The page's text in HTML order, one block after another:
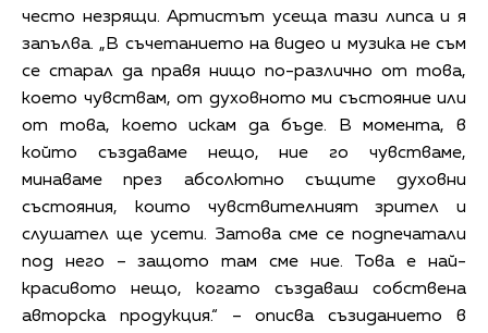
често незрящи. Артистът усеща тази липса и я
запълва. „В съчетанието на видео и музика не съм
се старал да правя нищо по-различно от това,
което чувствам, от духовното ми състояние или
от това, което искам да бъде. В момента, в
който създаваме нещо, ние го чувстваме,
минаваме през абсолютно същите духовни
състояния, които чувствителният зрител и
слушател ще усети. Затова сме се подпечатали
под него – защото там сме ние. Това е най-
красивото нещо, когато създаваш собствена
авторска продукция.“ – описва съзиданието в